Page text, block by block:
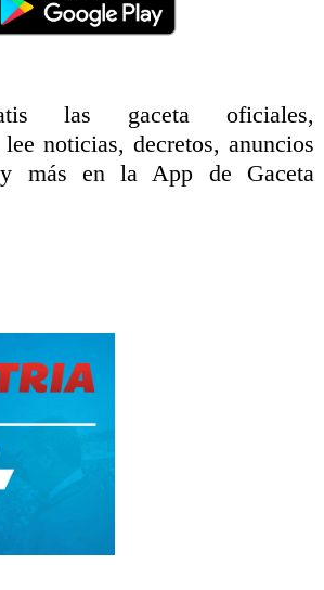
las gaceta oficiales,
noticias, decretos, anuncios
y más en la App de Gaceta